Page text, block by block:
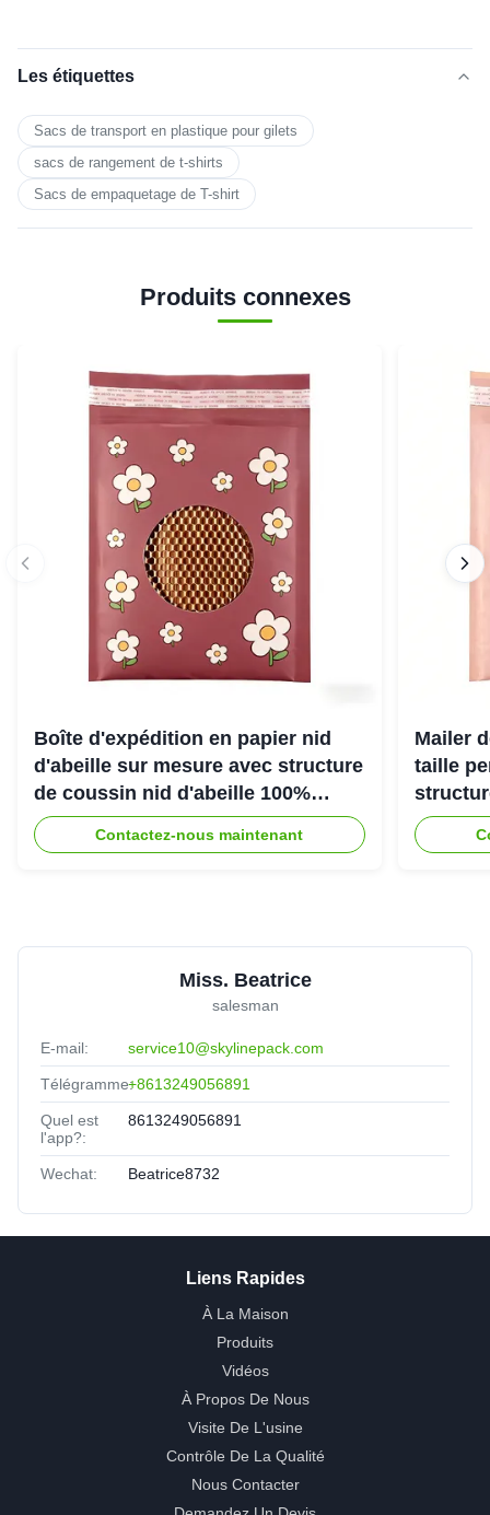
Les étiquettes
Sacs de transport en plastique pour gilets
sacs de rangement de t-shirts
Sacs de empaquetage de T-shirt
Produits connexes
Boîte d'expédition en papier nid
d'abeille sur mesure avec structure
de coussin nid d'abeille 100%
recyclable pour emballage de
protection écologique
Contactez-nous maintenant
Mailer
taille
une
Miss. Beatrice
salesman
E-mail: service10@skylinepack.com
Télégramme:+8613249056891
Quel est
l'app?:
8613249056891
Wechat: Beatrice8732
Liens Rapides
À La Maison
Produits
Vidéos
À Propos De Nous
Visite De L'usine
Contrôle De La Qualité
Nous Contacter